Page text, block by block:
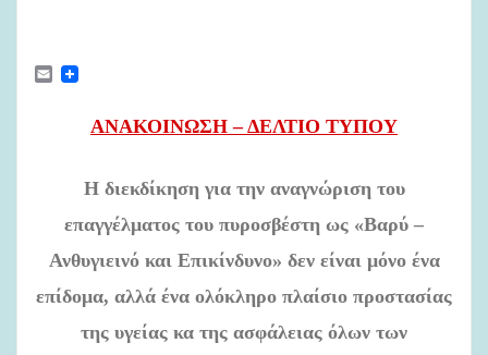
E
m
ΑΝΑΚΟΙΝΩΣΗ – ΔΕΛΤΙΟ ΤΥΠΟΥ
Η διεκδίκηση για την αναγνώριση του
επαγγέλματος του πυροσβέστη ως «Βαρύ –
Ανθυγιεινό και Επικίνδυνο» δεν είναι μόνο ένα
επίδομα, αλλά ένα ολόκληρο πλαίσιο προστασίας
της υγείας κα της ασφάλειας όλων των